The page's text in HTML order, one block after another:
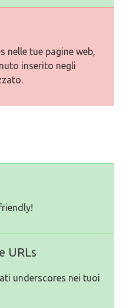
nelle tue pagine web,
inserito negli
URLs
underscores nei tuoi